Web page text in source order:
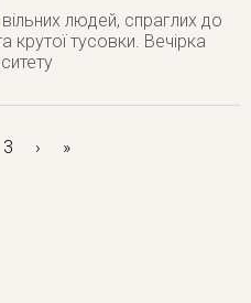
вільних людей, спраглих до
тусовки. Вечірка
3 › »